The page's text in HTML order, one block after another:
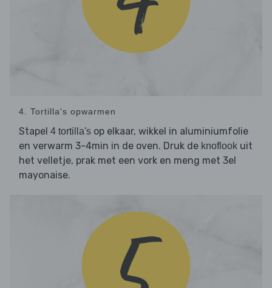
4. Tortilla's opwarmen
Stapel 4 tortilla's op elkaar, wikkel in aluminiumfolie
en verwarm 3-4min in de oven. Druk de knoflook uit
het velletje, prak met een vork en meng met 3el
mayonaise.